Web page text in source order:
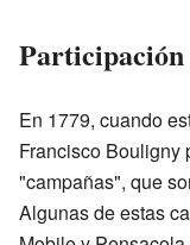
Participación
En 1779, cuando
Francisco Bouligny
"campañas", que
Algunas de estas